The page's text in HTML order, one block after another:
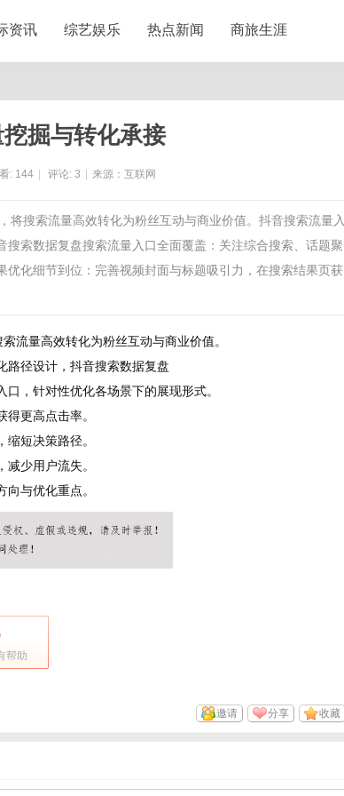
资讯 综艺娱乐 热点新闻 商旅生涯
掘与转化承接
: 144 评论: 3 来源：互联网
搜索流量高效转化为粉丝互动与商业价值。抖音搜索流量入
索数据复盘搜索流量入口全面覆盖：关注综合搜索、话题聚
化细节到位：完善视频封面与标题吸引力，在搜索结果页获
流量高效转化为粉丝互动与商业价值。
路径设计，抖音搜索数据复盘
，针对性优化各场景下的展现形式。
更高点击率。
短决策路径。
少用户流失。
与优化重点。
帮助
收藏
分享
邀请